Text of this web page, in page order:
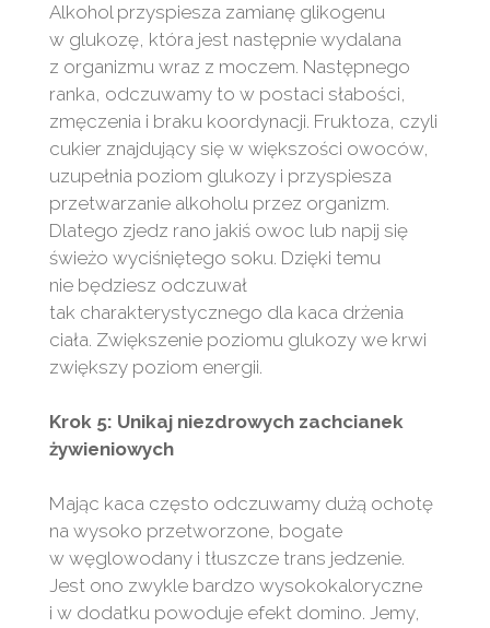
Alkohol przyspiesza zamianę glikogenu
w glukozę, która jest następnie wydalana
z organizmu wraz z moczem. Następnego
ranka, odczuwamy to w postaci słabości,
zmęczenia i braku koordynacji. Fruktoza, czyli
cukier znajdujący się w większości owoców,
uzupełnia poziom glukozy i przyspiesza
przetwarzanie alkoholu przez organizm.
Dlatego zjedz rano jakiś owoc lub napij się
świeżo wyciśniętego soku. Dzięki temu
nie będziesz odczuwał
tak charakterystycznego dla kaca drżenia
ciała. Zwiększenie poziomu glukozy we krwi
zwiększy poziom energii.
Krok 5: Unikaj niezdrowych zachcianek
żywieniowych
Mając kaca często odczuwamy dużą ochotę
na wysoko przetworzone, bogate
w węglowodany i tłuszcze trans jedzenie.
Jest ono zwykle bardzo wysokokaloryczne
i w dodatku powoduje efekt domino. Jemy,